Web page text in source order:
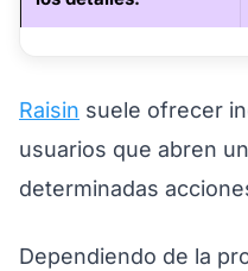
Raisin suele ofrecer
usuarios que abren
determinadas
Dependiendo de la